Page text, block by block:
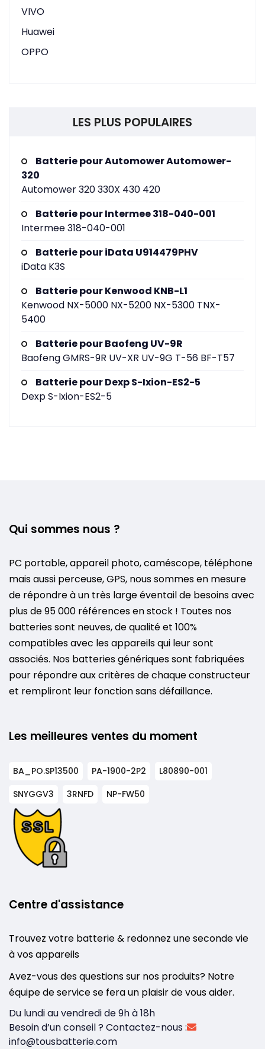
VIVO
Huawei
OPPO
LES PLUS POPULAIRES
Batterie pour Automower Automower-
320
Automower 320 330X 430 420
Batterie pour Intermee 318-040-001
Intermee 318-040-001
Batterie pour iData U914479PHV
iData K3S
Batterie pour Kenwood KNB-L1
Kenwood NX-5000 NX-5200 NX-5300 TNX-
5400
Batterie pour Baofeng UV-9R
Baofeng GMRS-9R UV-XR UV-9G T-56 BF-T57
Batterie pour Dexp S-Ixion-ES2-5
Dexp S-Ixion-ES2-5
Qui sommes nous ?
PC portable, appareil photo, caméscope, téléphone
mais aussi perceuse, GPS, nous sommes en mesure
de répondre à un très large éventail de besoins avec
plus de 95 000 références en stock ! Toutes nos
batteries sont neuves, de qualité et 100%
compatibles avec les appareils qui leur sont
associés. Nos batteries génériques sont fabriquées
pour répondre aux critères de chaque constructeur
et rempliront leur fonction sans défaillance.
Les meilleures ventes du moment
BA_PO.SP13500 PA-1900-2P2
L80890-001
SNYGGV3
3RNFD NP-FW50
Centre d'assistance
Trouvez votre batterie & redonnez une seconde vie
à vos appareils
Avez-vous des questions sur nos produits? Notre
équipe de service se fera un plaisir de vous aider.
Du lundi au vendredi de 9h à 18h
Besoin d’un conseil ? Contactez-nous :
info@tousbatterie.com